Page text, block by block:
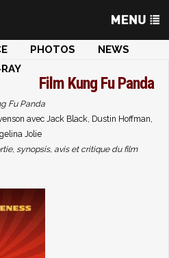
PHOTOS
NEWS
Film Kung Fu Panda
Fu Panda
avec Jack Black, Dustin Hoffman,
Jolie
synopsis, avis et critique du film